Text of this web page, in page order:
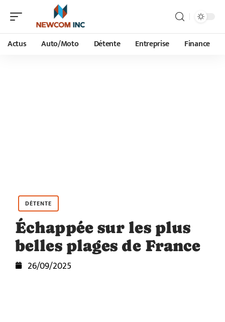
Actus Auto/Moto Détente Entreprise Finance
DÉTENTE
Échappée sur les plus
belles plages de France
26/09/2025